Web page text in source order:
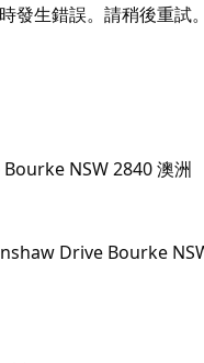
發生錯誤。請稍後重試。
NSW 2840 澳洲